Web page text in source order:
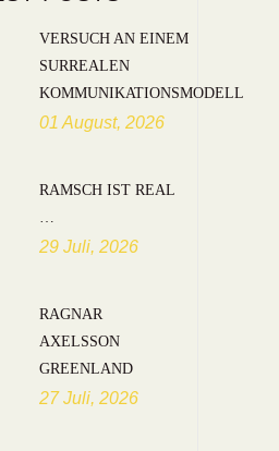
VERSUCH AN EINEM
SURREALEN
KOMMUNIKATIONSMODELL
01 August, 2026
RAMSCH IST REAL
…
29 Juli, 2026
RAGNAR
AXELSSON
GREENLAND
27 Juli, 2026